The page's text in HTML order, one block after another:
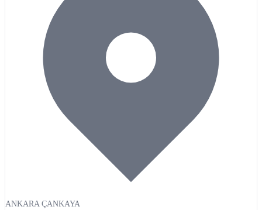
ANKARA ÇANKAYA